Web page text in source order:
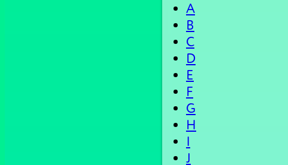
A
B
C
D
E
F
G
H
I
J